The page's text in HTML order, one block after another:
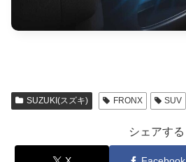
SUZUKI(スズキ) FRONX SUV
シェアする